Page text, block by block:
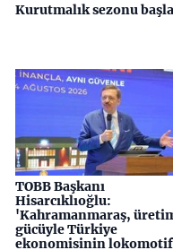
Kurutmalık sezonu
TOBB Başkanı
Hisarcıklıoğlu:
'Kahramanmaraş,
gücüyle Türkiye
ekonomisinin lokomotif